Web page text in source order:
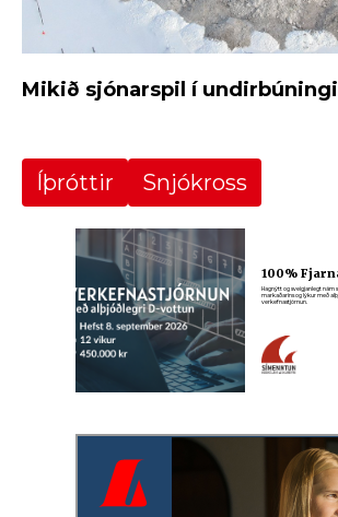
Mikið sjónarspil í undirbúningi
Íþróttir Snjókross